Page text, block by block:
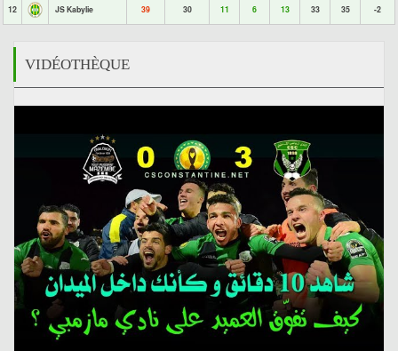
12 JS Kabylie 39 30 11 6 13 33 35 -2
VIDÉOTHÈQUE